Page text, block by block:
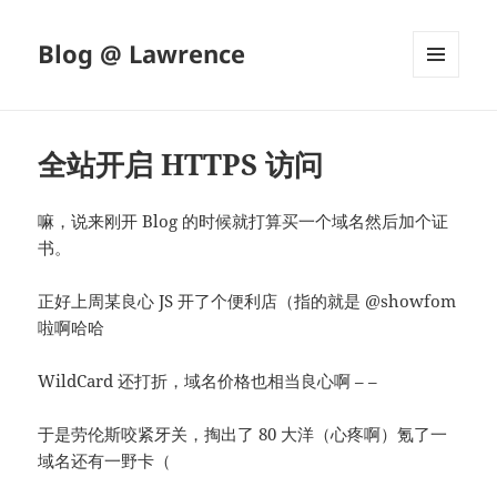
Blog @ Lawrence
全站开启 HTTPS 访问
嘛，说来刚开 Blog 的时候就打算买一个域名然后加个证
书。
正好上周某良心 JS 开了个便利店（指的就是 @showfom
啦啊哈哈
WildCard 还打折，域名价格也相当良心啊 – –
于是劳伦斯咬紧牙关，掏出了 80 大洋（心疼啊）氪了一
域名还有一野卡（